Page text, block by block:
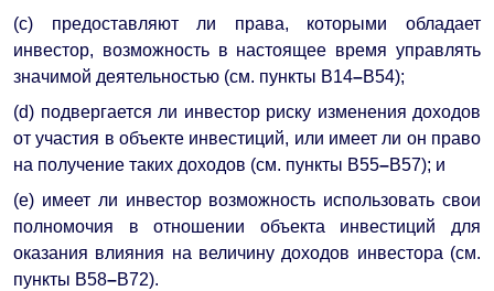
(c) предоставляют ли права, которыми обладает
инвестор, возможность в настоящее время управлять
значимой деятельностью (см. пункты B14–B54);
(d) подвергается ли инвестор риску изменения доходов
от участия в объекте инвестиций, или имеет ли он право
на получение таких доходов (см. пункты B55–B57); и
(e) имеет ли инвестор возможность использовать свои
полномочия в отношении объекта инвестиций для
оказания влияния на величину доходов инвестора (см.
пункты B58–B72).